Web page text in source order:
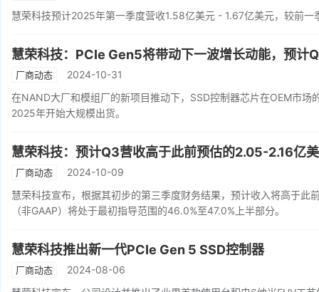
慧荣科技预计2025年第一季度营收1.58亿美元 - 1.67亿美元，较前
慧荣科技：PCIe Gen5将带动下一波增长动能，预计
厂商动态
2024-10-31
在NAND大厂和模组厂的新项目推动下，SSD控制器芯片在OEM市
2025年开始大规模出货。
慧荣科技：预计Q3营收高于此前预估的2.05-2.16亿
厂商动态
2024-10-09
慧荣科技宣布，根据其初步的第三季度财务结果，预计收入将高于
（非GAAP）将处于最初指导范围的46.0%至47.0%上半部分。
慧荣科技推出新一代PCIe Gen 5 SSD控制器
厂商动态
2024-08-06